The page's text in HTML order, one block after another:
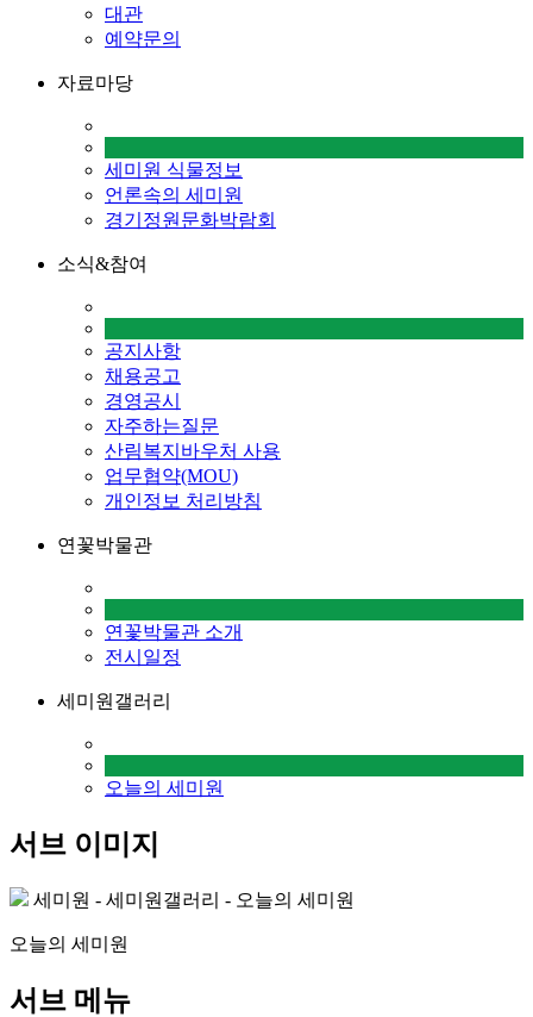
대관
예약문의
자료마당
세미원 식물정보
언론속의 세미원
경기정원문화박람회
소식&참여
공지사항
채용공고
경영공시
자주하는질문
산림복지바우처 사용
업무협약(MOU)
개인정보 처리방침
연꽃박물관
연꽃박물관 소개
전시일정
세미원갤러리
오늘의 세미원
서브 이미지
세미원 - 세미원갤러리 - 오늘의 세미원
오늘의 세미원
서브 메뉴